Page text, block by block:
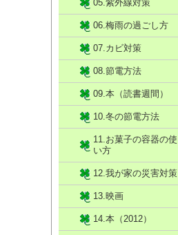
05.紫外線対策
06.梅雨の過ごし方
07.カビ対策
08.節電方法
09.本（読書週間）
10.冬の節電方法
11.お菓子の容器の使
い方
12.我が家の災害対策
13.映画
14.本（2012）